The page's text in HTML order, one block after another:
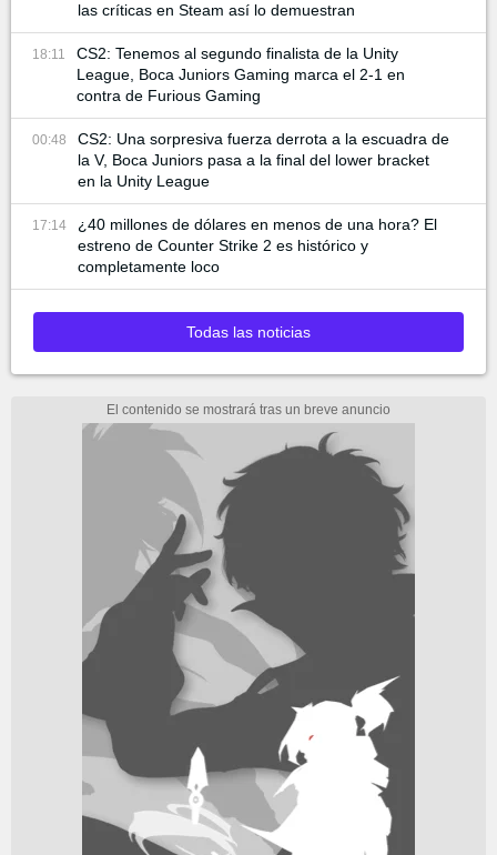
las críticas en Steam así lo demuestran
18:11
CS2: Tenemos al segundo finalista de la Unity
League, Boca Juniors Gaming marca el 2-1 en
contra de Furious Gaming
00:48
CS2: Una sorpresiva fuerza derrota a la escuadra de
la V, Boca Juniors pasa a la final del lower bracket
en la Unity League
17:14
¿40 millones de dólares en menos de una hora? El
estreno de Counter Strike 2 es histórico y
completamente loco
Todas las noticias